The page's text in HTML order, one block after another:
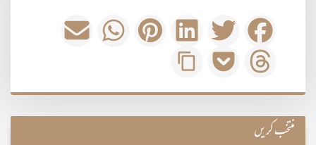
منتخب کریں